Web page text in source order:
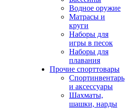
Водное оружие
Матрасы и
круги
Наборы для
игры в песок
Наборы для
плавания
Прочие спорттовары
Спортинвентарь
и аксессуары
Шахматы,
шашки, нарды